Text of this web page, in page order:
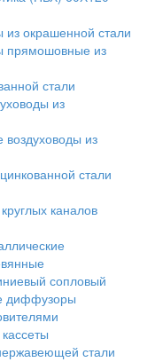
из окрашенной стали
прямошовные из
стали
из
из
стали
каналов
сопловый
диффузоры
стали